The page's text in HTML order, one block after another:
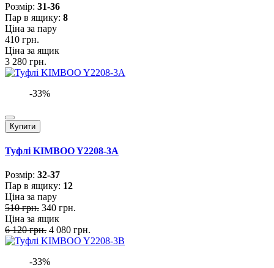
Розмiр: 31-36
Пар в ящику: 8
Ціна за пару
410 грн.
Ціна за ящик
3 280 грн.
-33%
Купити
Туфлі KIMBOO Y2208-3A
Розмiр: 32-37
Пар в ящику: 12
Ціна за пару
510 грн. 340 грн.
Ціна за ящик
6 120 грн. 4 080 грн.
-33%